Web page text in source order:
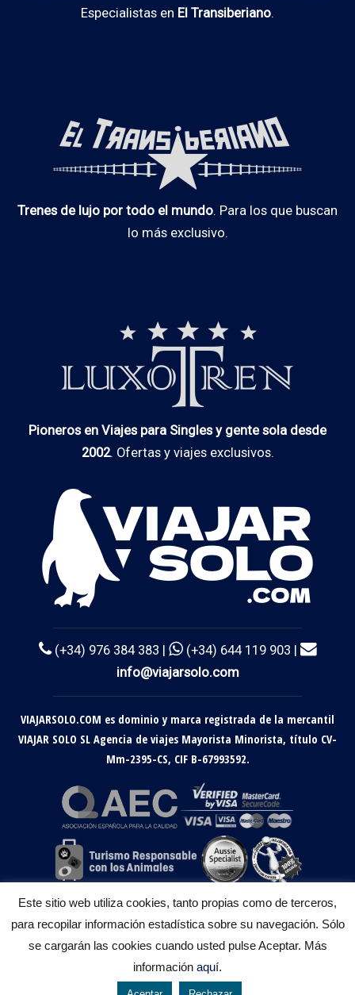
Especialistas en El Transiberiano.
Trenes de lujo por todo el mundo. Para los que buscan
lo más exclusivo.
Pioneros en Viajes para Singles y gente sola desde
2002. Ofertas y viajes exclusivos.
(+34) 976 384 383 |
(+34) 644 119 903 |
info@viajarsolo.com
VIAJARSOLO.COM es dominio y marca registrada de la mercantil
VIAJAR SOLO SL Agencia de viajes Mayorista Minorista, título CV-
Mm-2395-CS, CIF B-67993592.
Este sitio web utiliza cookies, tanto propias como de terceros,
para recopilar información estadística sobre su navegación. Sólo
se cargarán las cookies cuando usted pulse Aceptar. Más
información aquí.